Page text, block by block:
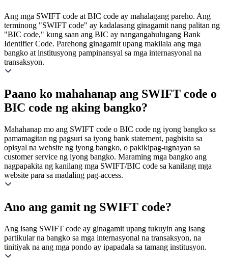
Ang mga SWIFT code at BIC code ay mahalagang pareho. Ang
terminong "SWIFT code" ay kadalasang ginagamit nang palitan ng
"BIC code," kung saan ang BIC ay nangangahulugang Bank
Identifier Code. Parehong ginagamit upang makilala ang mga
bangko at institusyong pampinansyal sa mga internasyonal na
transaksyon.
Paano ko mahahanap ang SWIFT code o
BIC code ng aking bangko?
Mahahanap mo ang SWIFT code o BIC code ng iyong bangko sa
pamamagitan ng pagsuri sa iyong bank statement, pagbisita sa
opisyal na website ng iyong bangko, o pakikipag-ugnayan sa
customer service ng iyong bangko. Maraming mga bangko ang
nagpapakita ng kanilang mga SWIFT/BIC code sa kanilang mga
website para sa madaling pag-access.
Ano ang gamit ng SWIFT code?
Ang isang SWIFT code ay ginagamit upang tukuyin ang isang
partikular na bangko sa mga internasyonal na transaksyon, na
tinitiyak na ang mga pondo ay ipapadala sa tamang institusyon.